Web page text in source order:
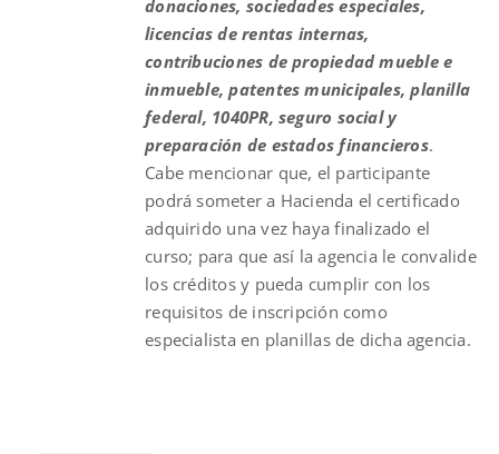
donaciones, sociedades especiales,
licencias de rentas internas,
contribuciones de propiedad mueble e
inmueble, patentes municipales, planilla
federal, 1040PR, seguro social y
preparación de estados financieros.
Cabe mencionar que, el participante
podrá someter a Hacienda el certificado
adquirido una vez haya finalizado el
curso; para que así la agencia le convalide
los créditos y pueda cumplir con los
requisitos de inscripción como
especialista en planillas de dicha agencia.